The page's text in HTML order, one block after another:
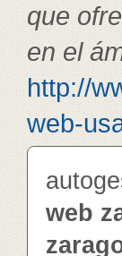
que
en el
http://
web-
web